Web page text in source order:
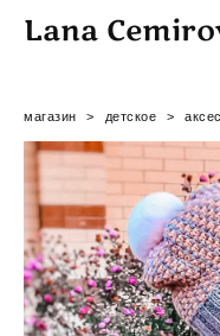
Lana
магазин > детское >